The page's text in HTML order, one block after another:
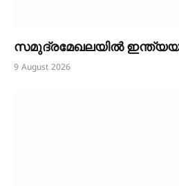
സമുദ്രമേഖലയിൽ
9 August 2026